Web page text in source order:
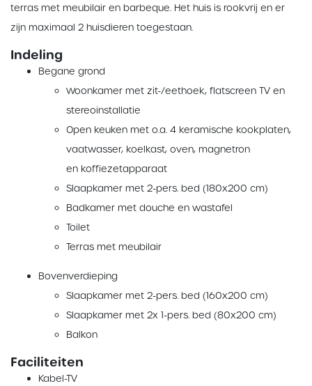
terras met meubilair en barbeque. Het huis is rookvrij en er
zijn maximaal 2 huisdieren toegestaan.
Indeling
Begane grond
Woonkamer met zit-/eethoek, flatscreen TV en
stereoinstallatie
Open keuken met o.a. 4 keramische kookplaten,
vaatwasser, koelkast, oven, magnetron
en koffiezetapparaat
Slaapkamer met 2-pers. bed (180x200 cm)
Badkamer met douche en wastafel
Toilet
Terras met meubilair
Bovenverdieping
Slaapkamer met 2-pers. bed (160x200 cm)
Slaapkamer met 2x 1-pers. bed (80x200 cm)
Balkon
Faciliteiten
Kabel-TV